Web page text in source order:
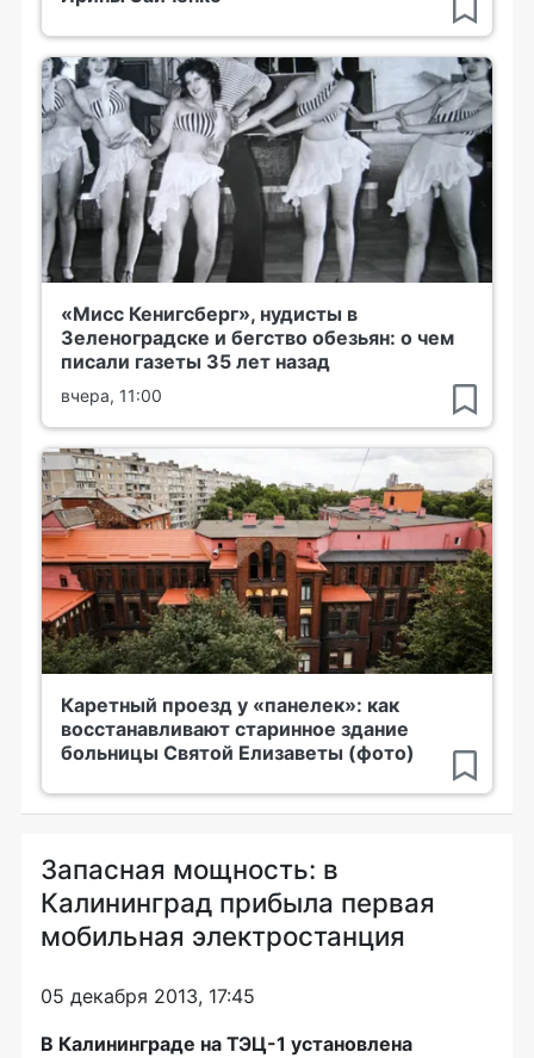
«Мисс Кенигсберг», нудисты в
Зеленоградске и бегство обезьян: о чем
писали газеты 35 лет назад
вчера, 11:00
Каретный проезд у «панелек»: как
восстанавливают старинное здание
больницы Святой Елизаветы (фото)
Запасная мощность: в
Калининград прибыла первая
мобильная электростанция
05 декабря 2013, 17:45
В Калининграде на ТЭЦ-1 установлена